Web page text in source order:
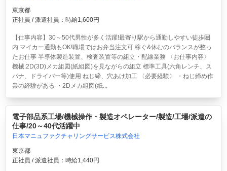
東京都
正社員 / 派遣社員：時給1,600円
【仕事内容】30～50代男性が多く活躍!最寄り駅から通勤しやすい徒歩圏
内 マイカー通勤もOK!職場ではお弁当注文可 稼ぐ&休むのバランスが整っ
たお仕事 半導体製造装置、検査装置等の組立・配線業務 〈お仕事内容〉
機械:2D(3D)メカ組図(紙組図)を見ながらの組立 標準工具(六角レンチ、ス
パナ、ドライバー等)使用 ねじ締、穴あけ加工 〈必要経験〉 ・ねじ締め作
業の経験がある ・2Dメカ組図(紙...
電子部品系工場/機械操作・製造オペレーター/製造/工場/派遣の
仕事/20～40代活躍中
日本マニュファクチャリングサービス株式会社
東京都
正社員 / 派遣社員：時給1,440円